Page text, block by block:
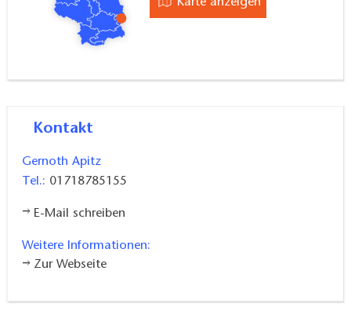
Vor 20 Jahren begann Herr Apitz, seinen Garten
verwandeln. Heute erstrahlt der Weingarten in voller
hochwertiger Beschallung und gemütlichen
besonderen Ambiente finden exklusive Abende für
Genuss und Geselligkeit im Mittelpunkt stehen.
abwechslungsreichen Themenessen ein, die den
Kontakt
Gernoth Apitz
Tel.: 01718785155
E-Mail schreiben
Weitere Informationen:
Zur Webseite